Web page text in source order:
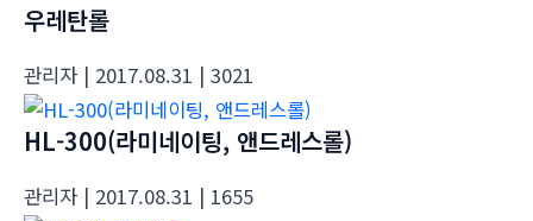
우레탄롤
관리자 | 2017.08.31 | 3021
HL-300(라미네이팅, 앤드레스롤)
관리자 | 2017.08.31 | 1655